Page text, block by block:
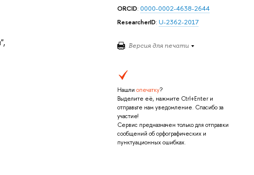
ORCID: 0000-0002-4638-2644
ResearcherID: U-2362-2017
Версия для печати
Нашли опечатку?
Выделите её, нажмите Ctrl+Enter и
отправьте нам уведомление. Спасибо за
участие!
Сервис предназначен только для отправки
сообщений об орфографических и
пунктуационных ошибках.